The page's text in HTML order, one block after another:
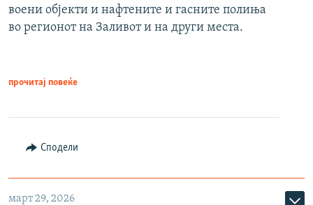
воени објекти и нафтените и гасните полиња
во регионот на Заливот и на други места.
прочитај повеќе
Сподели
март 29, 2026